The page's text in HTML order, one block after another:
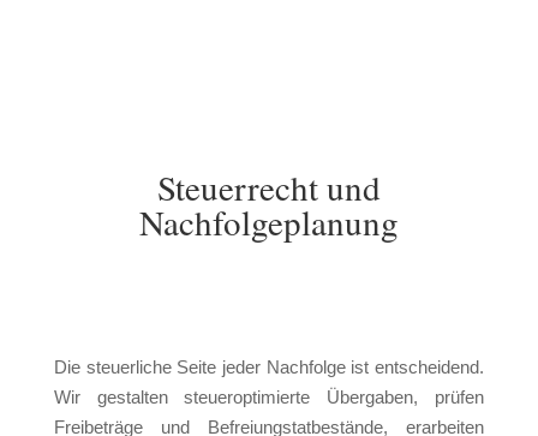
Steuerrecht und
Nachfolgeplanung
Die steuerliche Seite jeder Nachfolge ist entscheidend.
Wir gestalten steueroptimierte Übergaben, prüfen
Freibeträge und Befreiungstatbestände, erarbeiten